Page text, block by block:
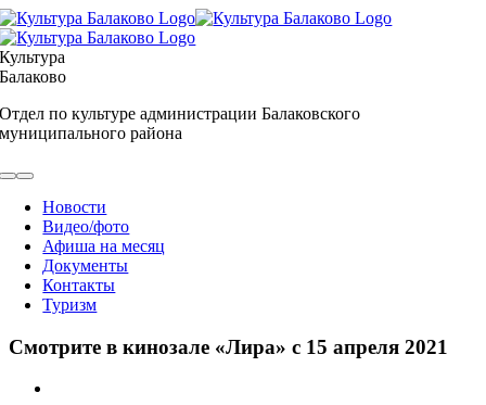
Skip
to
content
Культура
Балаково
Отдел по культуре администрации Балаковского
муниципального района
Toggle
NavigationНовости
Видео/фото
Афиша на месяц
Документы
Контакты
Туризм
Смотрите в кинозале «Лира» с 15 апреля 2021